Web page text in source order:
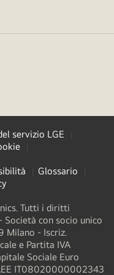
servizio LGE
Glossario
Tutti i diritti
Società con socio unico
Milano - Iscriz.
e Partita IVA
Sociale Euro
IT08020000002343​